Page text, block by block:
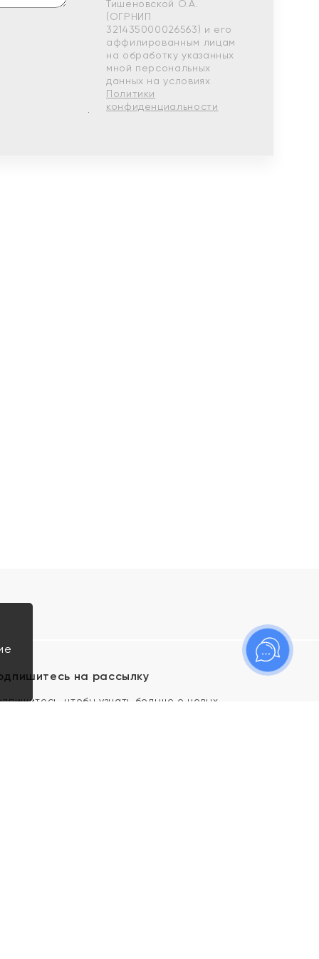
Тишеновской О.А.
(ОГРНИП
321435000026563) и его
аффилированным лицам
на обработку указанных
мной персональных
данных на условиях
Политики
конфиденциальности
на рассылку
чтобы узнать больше о новых